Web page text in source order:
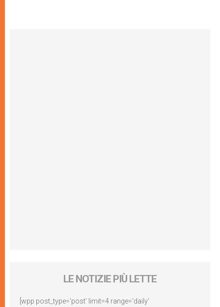
LE NOTIZIE PIÙ LETTE
[wpp post_type='post' limit=4 range='daily'